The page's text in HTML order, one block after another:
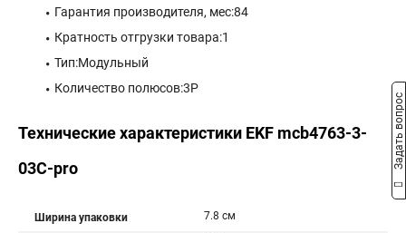
Гарантия производителя, мес:84
Кратность отгрузки товара:1
Тип:Модульный
Количество полюсов:3P
Технические характеристики EKF mcb4763-3-
03C-pro
Ширина упаковки 7.8 см
Задать вопрос